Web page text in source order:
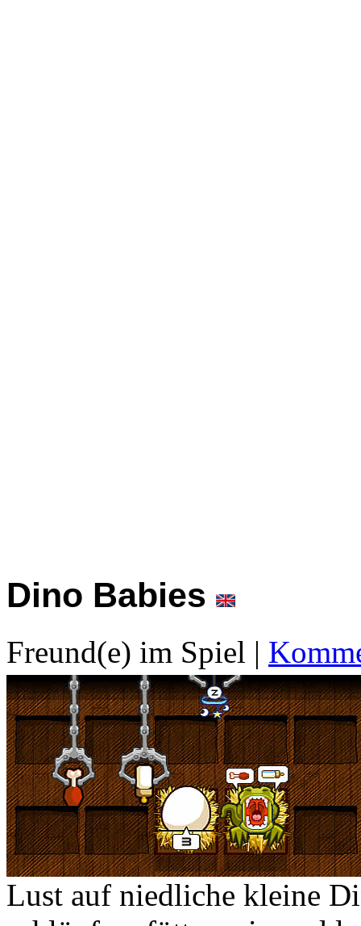
Dino Babies
Freund(e) im Spiel |
Lust auf niedliche kleine